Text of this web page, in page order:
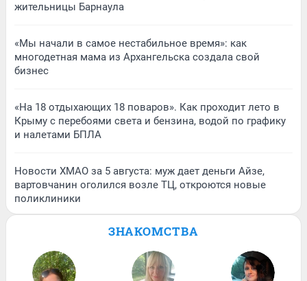
жительницы Барнаула
«Мы начали в самое нестабильное время»: как
многодетная мама из Архангельска создала свой
бизнес
«На 18 отдыхающих 18 поваров». Как проходит лето в
Крыму с перебоями света и бензина, водой по графику
и налетами БПЛА
Новости ХМАО за 5 августа: муж дает деньги Айзе,
вартовчанин оголился возле ТЦ, откроются новые
поликлиники
ЗНАКОМСТВА